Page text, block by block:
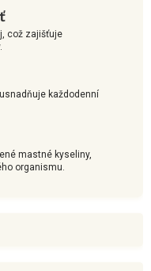
což zajišťuje
každodenní
mastné kyseliny,
organismu.